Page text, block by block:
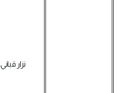
نزار قباني